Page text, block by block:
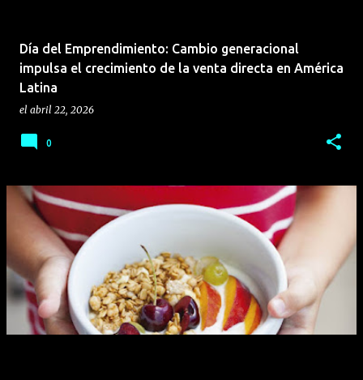
Día del Emprendimiento: Cambio generacional
impulsa el crecimiento de la venta directa en América
Latina
el abril 22, 2026
0